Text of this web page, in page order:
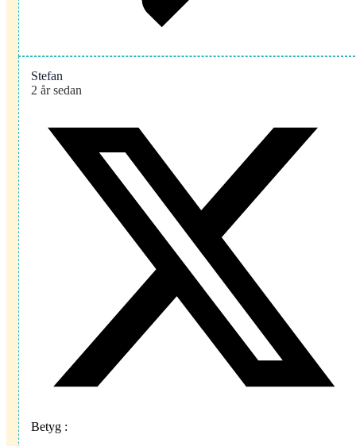
Stefan
2 år sedan
Betyg :